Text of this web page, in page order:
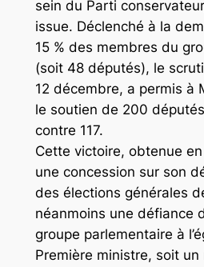
sein du Parti
issue. Déclenché à la
15 % des membres du
(soit 48 députés), le
12 décembre, a permis à
le soutien de 200
contre 117.
Cette victoire, obtenue
une concession sur son
des élections générales
néanmoins une défiance
groupe parlementaire à
Première ministre, soit un